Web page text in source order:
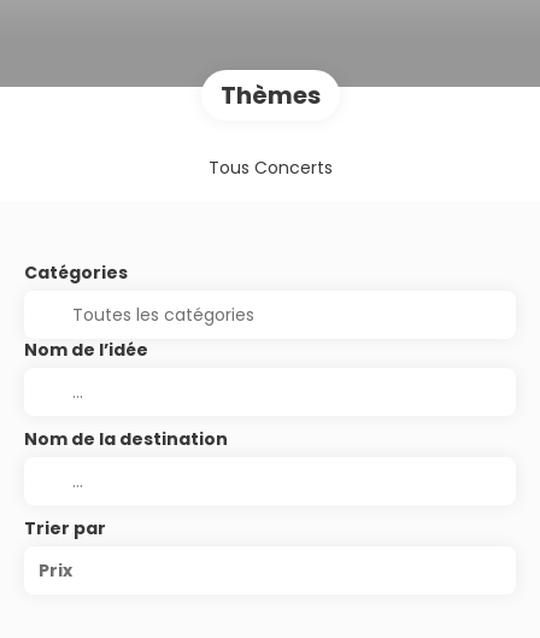
Thèmes
Tous Concerts
Catégories
Nom de l’idée
Nom de la destination
Trier par
Prix